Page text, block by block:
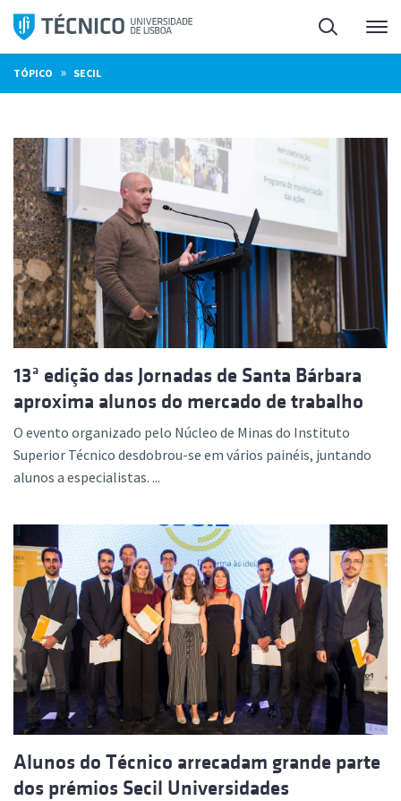
Saltar
para
o
conteúdo
Pesquisa
TÓPICO » SECIL
13ª edição das Jornadas de Santa Bárbara
aproxima alunos do mercado de trabalho
O evento organizado pelo Núcleo de Minas do Instituto
Superior Técnico desdobrou-se em vários painéis, juntando
alunos a especialistas. ...
Alunos do Técnico arrecadam grande parte
dos prémios Secil Universidades